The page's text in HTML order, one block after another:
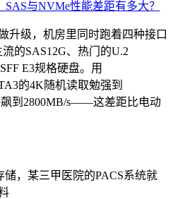
升级，机房里同时跑着四种接口
流的SAS12G、热门的U.2
E3规格硬盘。用
的4K随机读取勉强到
飙到2800MB/s——这差距比电动
储，某三甲医院的PACS系统就